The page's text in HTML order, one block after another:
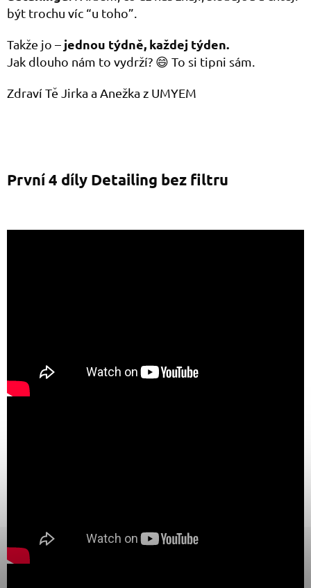
být trochu víc “u toho”.
Takže jo – jednou týdně, každej týden.
Jak dlouho nám to vydrží? 😄 To si tipni sám.
Zdraví Tě Jirka a Anežka z UMYEM
První 4 díly Detailing bez filtru